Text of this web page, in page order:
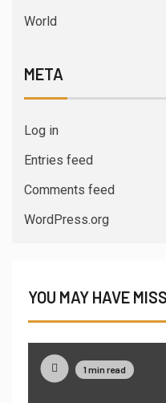
World
META
Log in
Entries feed
Comments feed
WordPress.org
YOU MAY HAVE
1 min read